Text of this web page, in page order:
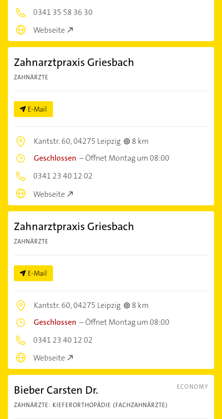
0341 35 58 36 30
Webseite
Zahnarztpraxis Griesbach
ZAHNÄRZTE
E-Mail
Kantstr. 60,04275 Leipzig
8 km
Geschlossen –Öffnet Montag um 08:00
0341 23 40 12 02
Webseite
Zahnarztpraxis Griesbach
ZAHNÄRZTE
E-Mail
Kantstr. 60,04275 Leipzig
8 km
Geschlossen –Öffnet Montag um 08:00
0341 23 40 12 02
Webseite
ECONOMY
Bieber Carsten Dr.
ZAHNÄRZTE: KIEFERORTHOPÄDIE (FACHZAHNÄRZTE)